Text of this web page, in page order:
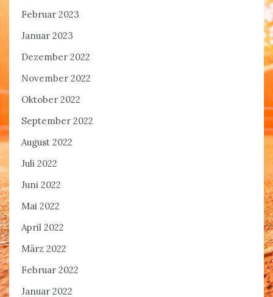
Februar 2023
Januar 2023
Dezember 2022
November 2022
Oktober 2022
September 2022
August 2022
Juli 2022
Juni 2022
Mai 2022
April 2022
März 2022
Februar 2022
Januar 2022